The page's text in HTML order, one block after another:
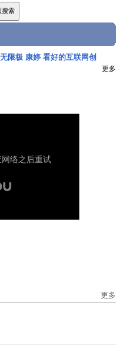
限极 康婷 看好的互联网创
更多
更多